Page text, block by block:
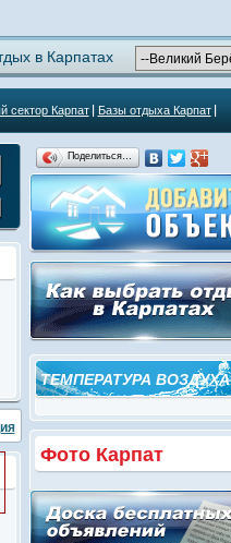
в Карпатах
сектор Карпат Базы отдыха Карпат
Поделиться…
ТЕМПЕРАТУРА ВОЗДУХА
Фото Карпат